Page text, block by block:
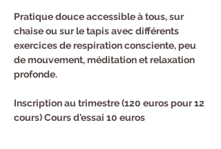
Pratique douce accessible à tous, sur
chaise ou sur le tapis avec différents
exercices de respiration consciente, peu
de mouvement, méditation et relaxation
profonde.
Inscription au trimestre (120 euros pour 12
cours) Cours d'essai 10 euros